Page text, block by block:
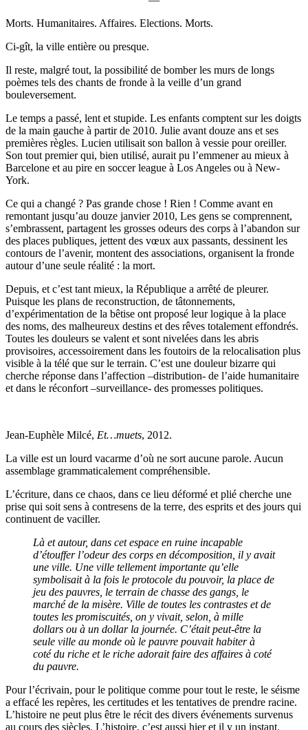
Morts. Humanitaires. Affaires. Elections. Morts.
Ci-gît, la ville entière ou presque.
Il reste, malgré tout, la possibilité de bomber les murs de longs
poèmes tels des chants de fronde à la veille d’un grand
bouleversement.
Le temps a passé, lent et stupide. Les enfants comptent sur les doigts
de la main gauche à partir de 2010. Julie avant douze ans et ses
premières règles. Lucien utilisait son ballon à vessie pour oreiller.
Son tout premier qui, bien utilisé, aurait pu l’emmener au mieux à
Barcelone et au pire en soccer league à Los Angeles ou à New-
York.
Ce qui a changé ? Pas grande chose ! Rien ! Comme avant en
remontant jusqu’au douze janvier 2010, Les gens se comprennent,
s’embrassent, partagent les grosses odeurs des corps à l’abandon sur
des places publiques, jettent des vœux aux passants, dessinent les
contours de l’avenir, montent des associations, organisent la fronde
autour d’une seule réalité : la mort.
Depuis, et c’est tant mieux, la République a arrêté de pleurer.
Puisque les plans de reconstruction, de tâtonnements,
d’expérimentation de la bêtise ont proposé leur logique à la place
des noms, des malheureux destins et des rêves totalement effondrés.
Toutes les douleurs se valent et sont nivelées dans les abris
provisoires, accessoirement dans les foutoirs de la relocalisation plus
visible à la télé que sur le terrain. C’est une douleur bizarre qui
cherche réponse dans l’affection –distribution- de l’aide humanitaire
et dans le réconfort –surveillance- des promesses politiques.
Jean-Euphèle Milcé, Et…muets, 2012.
La ville est un lourd vacarme d’où ne sort aucune parole. Aucun
assemblage grammaticalement compréhensible.
L’écriture, dans ce chaos, dans ce lieu déformé et plié cherche une
prise qui soit sens à contresens de la terre, des esprits et des jours qui
continuent de vaciller.
Là et autour, dans cet espace en ruine incapable
d’étouffer l’odeur des corps en décomposition, il y avait
une ville. Une ville tellement importante qu’elle
symbolisait à la fois le protocole du pouvoir, la place de
jeu des pauvres, le terrain de chasse des gangs, le
marché de la misère. Ville de toutes les contrastes et de
toutes les promiscuités, on y vivait, selon, à mille
dollars ou à un dollar la journée. C’était peut-être la
seule ville au monde où le pauvre pouvait habiter à
coté du riche et le riche adorait faire des affaires à coté
du pauvre.
Pour l’écrivain, pour le politique comme pour tout le reste, le séisme
a effacé les repères, les certitudes et les tentatives de prendre racine.
L’histoire ne peut plus être le récit des divers événements survenus
au cours des siècles. L’histoire, c’est aussi hier et il y un instant.